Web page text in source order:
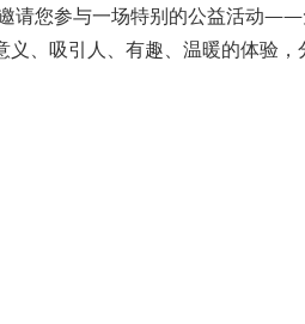
请您参与一场特别的公益活动
、吸引人、有趣、温暖的体验，